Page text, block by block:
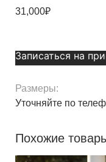
31,000₽
Записаться на
Размеры:
Уточняйте по
Похожие